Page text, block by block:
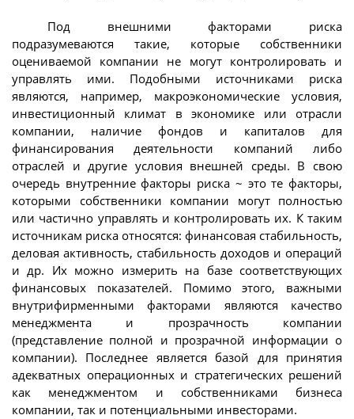
Под внешними факторами риска
подразумеваются такие, которые собственники
оцениваемой компании не могут контролировать и
управлять ими. Подобными источниками риска
являются, например, макроэкономические условия,
инвестиционный климат в экономике или отрасли
компании, наличие фондов и капиталов для
финансирования деятельности компаний либо
отраслей и другие условия внешней среды. В свою
очередь внутренние факторы риска ~ это те факторы,
которыми собственники компании могут полностью
или частично управлять и контролировать их. К таким
источникам риска относятся: финансовая стабильность,
деловая активность, стабильность доходов и операций
и др. Их можно измерить на базе соответствующих
финансовых показателей. Помимо этого, важными
внутрифирменными факторами являются качество
менеджмента и прозрачность компании
(представление полной и прозрачной информации о
компании). Последнее является базой для принятия
адекватных операционных и стратегических решений
как менеджментом и собственниками бизнеса
компании, так и потенциальными инвесторами.